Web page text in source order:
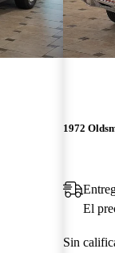
1972
El
Sin